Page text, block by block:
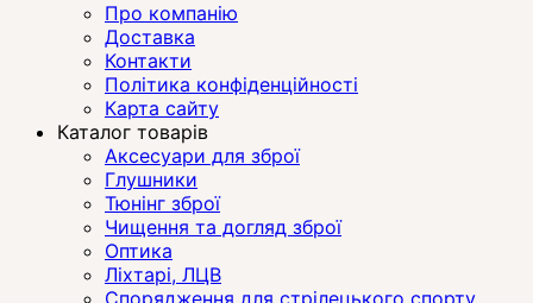
Про компанію
Доставка
Контакти
Політика конфіденційності
Карта сайту
Каталог товарів
Аксесуари для зброї
Глушники
Тюнінг зброї
Чищення та догляд зброї
Оптика
Ліхтарі, ЛЦВ